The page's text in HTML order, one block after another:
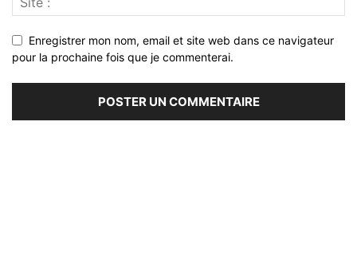
Enregistrer mon nom, email et site web dans ce navigateur
pour la prochaine fois que je commenterai.